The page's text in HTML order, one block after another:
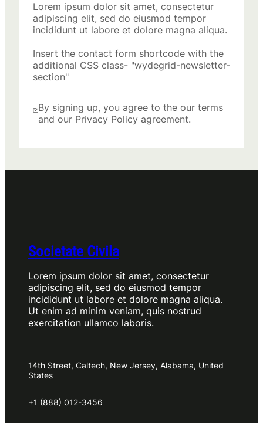
Lorem ipsum dolor sit amet, consectetur
adipiscing elit, sed do eiusmod tempor
incididunt ut labore et dolore magna aliqua.
Insert the contact form shortcode with the
additional CSS class- "wydegrid-newsletter-
section"
By signing up, you agree to the our terms
and our Privacy Policy agreement.
Societate Civila
Lorem ipsum dolor sit amet, consectetur
adipiscing elit, sed do eiusmod tempor
incididunt ut labore et dolore magna aliqua.
Ut enim ad minim veniam, quis nostrud
exercitation ullamco laboris.
14th Street, Caltech, New Jersey, Alabama, United
States
+1 (888) 012-3456